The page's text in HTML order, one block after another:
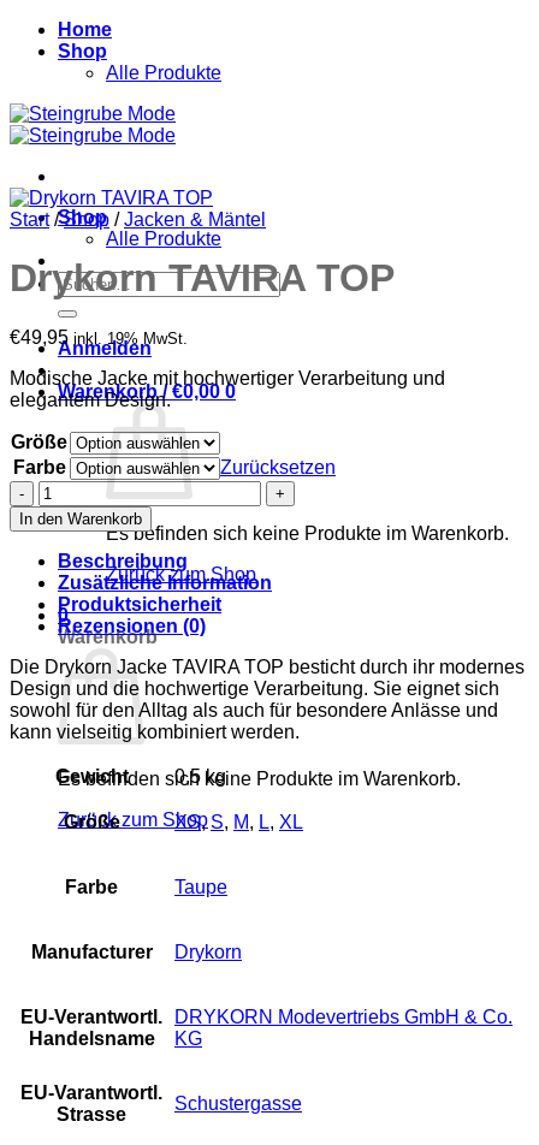
Zum
Inhalt
Home
Shop
Alle Produkte
Shop
Alle Produkte
Suchen
nach:
Anmelden
Warenkorb /€0,00 0
Es befinden sich keine Produkte im Warenkorb.
Zurück zum Shop
0
Warenkorb
Es befinden sich keine Produkte im Warenkorb.
Zurück zum Shop
Start / Shop / Jacken & Mäntel
Drykorn TAVIRA TOP
€49,95 inkl. 19% MwSt.
Modische Jacke mit hochwertiger Verarbeitung und
elegantem Design.
Größe
Farbe
Zurücksetzen
Drykorn
TAVIRA
TOP
Menge
In den Warenkorb
Beschreibung
Zusätzliche Information
Produktsicherheit
Rezensionen (0)
Die Drykorn Jacke TAVIRA TOP besticht durch ihr modernes
Design und die hochwertige Verarbeitung. Sie eignet sich
sowohl für den Alltag als auch für besondere Anlässe und
kann vielseitig kombiniert werden.
Gewicht 0,5 kg
Größe XS,S, M, L, XL
Farbe Taupe
Manufacturer Drykorn
EU-Verantwortl.
Handelsname
DRYKORN Modevertriebs GmbH & Co.
KG
EU-Varantwortl.
Strasse
Schustergasse